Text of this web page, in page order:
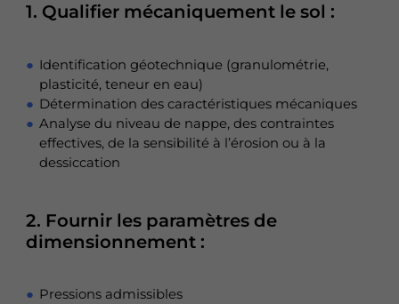
1. Qualifier mécaniquement le sol :
Identification géotechnique (granulométrie,
plasticité, teneur en eau)
Détermination des caractéristiques mécaniques
Analyse du niveau de nappe, des contraintes
effectives, de la sensibilité à l’érosion ou à la
dessiccation
2. Fournir les paramètres de
dimensionnement :
Pressions admissibles